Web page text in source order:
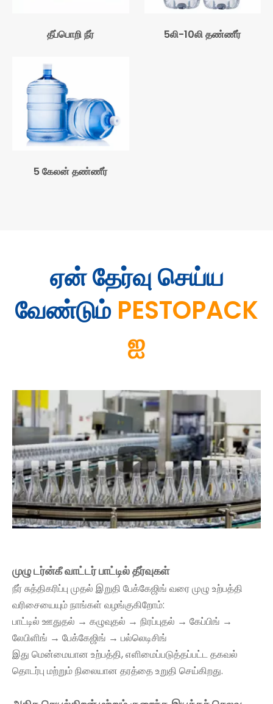
தீப்பொறி நீர் 5லி-10லி தண்ணீர்
5 கேலன் தண்ணீர்
ஏன் தேர்வு செய்ய
வேண்டும் PESTOPACK
ஐ
முழு டர்ன்கீ வாட்டர் பாட்டில் தீர்வுகள்
நீர் சுத்திகரிப்பு முதல் இறுதி பேக்கேஜிங் வரை முழு உற்பத்தி
வரிசையையும் நாங்கள் வழங்குகிறோம்:
பாட்டில் ஊதுதல் → கழுவுதல் → நிரப்புதல் → கேப்பிங் →
லேபிளிங் → பேக்கேஜிங் → பல்லெடிசிங்
இது மென்மையான உற்பத்தி, எளிமைப்படுத்தப்பட்ட தகவல்
தொடர்பு மற்றும் நிலையான தரத்தை உறுதி செய்கிறது.